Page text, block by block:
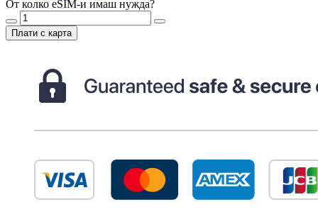
От колко eSIM-и имаш нужда?
Плати с карта